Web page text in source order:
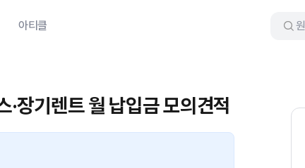
아티클
장기렌트 월 납입금 모의견적